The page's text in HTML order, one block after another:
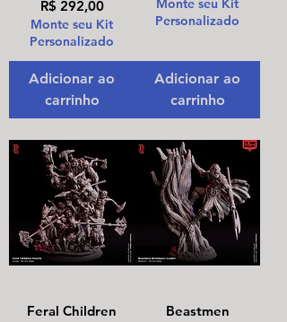
Preço
R$ 292,00
Monte seu Kit
Personalizado
Adicionar ao
carrinho
Monte seu Kit
Personalizado
Adicionar ao
carrinho
Feral Children
Beastmen